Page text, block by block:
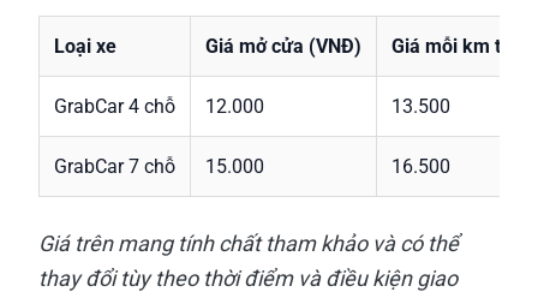
Loại xe Giá mở cửa (VNĐ) Giá mỗi km tiếp
GrabCar 4 chỗ 12.000 13.500
GrabCar 7 chỗ 15.000 16.500
Giá trên mang tính chất tham khảo và có thể
thay đổi tùy theo thời điểm và điều kiện giao